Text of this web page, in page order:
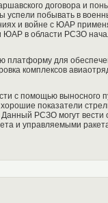
договора и
успели побывать в
и войне с ЮАР
в области РСЗО
платформу для
комплексов
с помощью выносного
показатели
РСЗО могут вести
и управляемыми